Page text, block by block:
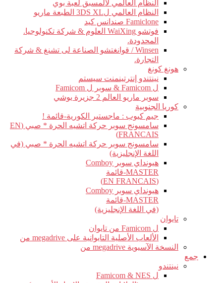
النظام العالمي لالمسبق لعبة بوي
النظام العالمي ل3DS XL الطبعة ماريو
Famiclone صندانس كيد
فوتشو WaiXing العلوم & شركة تكنولوجيا.
المحدودة.
Winsen / قوانغتشو الصناعة لى تشنغ & شركة
التجارة.
هونغ كونغ
نينتندو إنترتينمنت سيستم
ل Famicom & سوبر ل Famicom
سوبر ماريو العالم 2 جزيرة يوشي
كوريا الجنوبية
جيم كيوب : ماجستير الكورية-قائمة !
سامسونج سوبر حركة اتشيه الحرة * صبي (EN
FRANCAIS)
سامسونج سوبر حركة اتشيه الحرة * صبي (في
اللغة الإنجليزية)
هيونداي سوبر Comboy
MASTER-قائمة
(EN FRANCAIS)
هيونداي سوبر Comboy
MASTER-قائمة
(في اللغة الإنجليزية)
تايوان
ل Famicom من تايوان
الألعاب الأصلية التايوانية على megadrive من
النسخة الآسيوية megadrive من
جمع
نينتندو
ل Famicom & NES